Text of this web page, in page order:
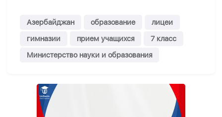
Азербайджан образование
лицеи
гимназии
прием учащихся
7 класс
Министерство науки и образования